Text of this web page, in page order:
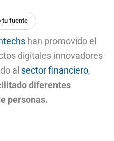
tu fuente
han promovido el
digitales innovadores
al sector financiero,
diferentes
personas.